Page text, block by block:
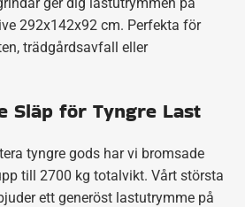
292x142x92 cm. Perfekta för
trädgårdsavfall eller
Släp för Tyngre Last
tyngre gods har vi bromsade
till 2700 kg totalvikt. Vårt största
ett generöst lastutrymme på